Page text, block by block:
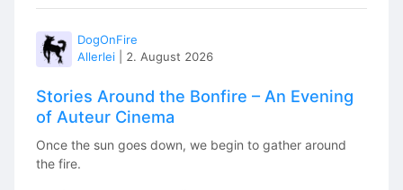
Planned Shooting Period: First two weeks of October
2026
casting, as we are currently completing our pitch deck
and securing filming locations.
DogOnFire
Allerlei
2. August 2026
Stories Around the Bonfire – An Evening
of Auteur Cinema
Once the sun goes down, we begin to gather around
the fire.